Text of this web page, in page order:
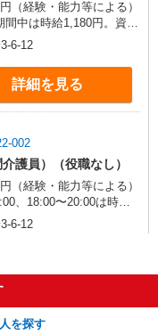
（経験・能力等による）
間中は時給1,180円。資格
1,780円〜/身体介護:時給
18:00〜20:00は時給UP、
6-12
詳細を見る
002
護員）（役職なし）
（経験・能力等による）
、18:00〜20:00は時給
生活援助:2,109円）/日曜
介護: 2,640円、生活援
6-12
を探す